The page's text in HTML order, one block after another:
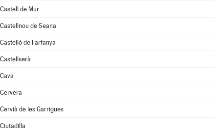
Castell de Mur
Castellnou de Seana
Castelló de Farfanya
Castellserà
Cava
Cervera
Cervià de les Garrigues
Ciutadilla